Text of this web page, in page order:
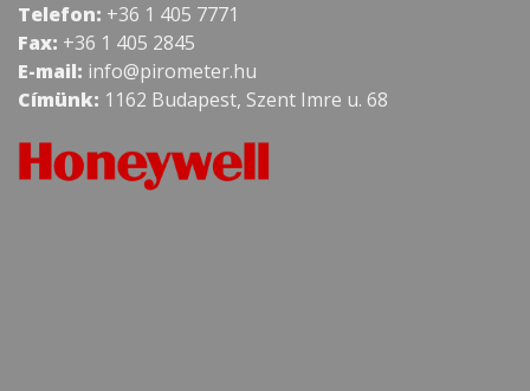
Telefon: +36 1 405 7771
Fax: +36 1 405 2845
E-mail: info@pirometer.hu
Címünk: 1162 Budapest, Szent Imre u. 68